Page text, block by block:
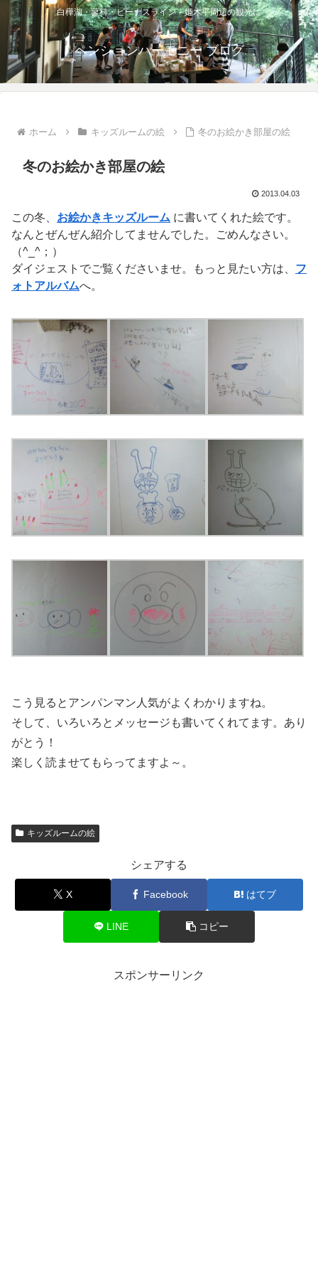
白樺湖・蓼科・ビーナスライン・姫木平周辺の観光に
ペンションハーモニー ブログ
ホーム キッズルームの絵 冬のお絵かき部屋の絵
冬のお絵かき部屋の絵
2013.04.03
この冬、 お絵かきキッズルーム に書いてくれた絵です。
なんとぜんぜん紹介してませんでした。ごめんなさい。
（^_^；）
ダイジェストでご覧くださいませ。もっと見たい方は、 フ
ォトアルバムへ。
こう見るとアンパンマン人気がよくわかりますね。
そして、いろいろとメッセージも書いてくれてます。あり
がとう！
楽しく読ませてもらってますよ～。
キッズルームの絵
シェアする
X Facebook はてブ
LINE コピー
スポンサーリンク